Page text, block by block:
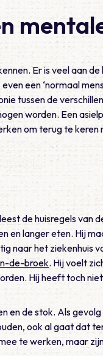
Er is veel aan
een ‘normaal
tussen de
worden. Een
om terug te keren
de huisregels van
en langer eten. Hij
naar het ziekenhuis
de-broek. Hij voelt
Hij heeft toch
en de stok. Als
ook al gaat dat
te werken, maar